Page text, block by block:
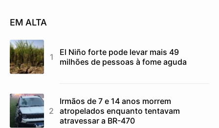
EM ALTA
El Niño forte pode levar mais 49
milhões de pessoas à fome aguda
Irmãos de 7 e 14 anos morrem
atropelados enquanto tentavam
atravessar a BR-470